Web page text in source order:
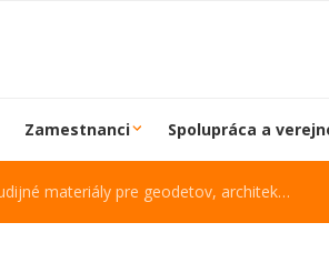
Zamestnanci Spolupráca a
materiály pre geodetov, architektov a krajinárov